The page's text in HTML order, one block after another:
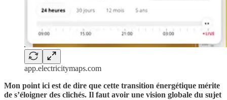
app.electricitymaps.com
Mon point ici est de dire que cette transition énergétique mérite
de s’éloigner des clichés. Il faut avoir une vision globale du sujet